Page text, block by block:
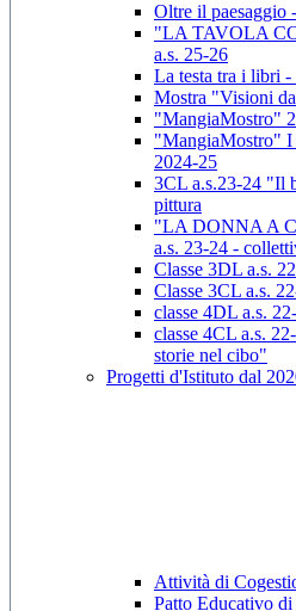
Oltre il paesaggio
"LA TAVOLA
a.s. 25-26
La testa tra i libri -
Mostra "Visioni
"MangiaMostro"
"MangiaMostro" I
2024-25
3CL a.s.23-24 "Il
pittura
"LA DONNA A
a.s. 23-24 -
Classe 3DL a.s.
Classe 3CL a.s.
classe 4DL a.s.
classe 4CL a.s.
storie nel cibo"
Progetti d'Istituto dal
Attività di
Patto Educativo